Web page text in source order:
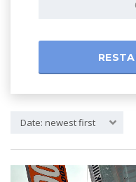
Date: newest first